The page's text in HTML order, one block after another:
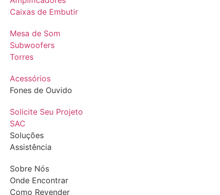
Caixas de Embutir
Mesa de Som
Subwoofers
Torres
Acessórios
Fones de Ouvido
Solicite Seu Projeto
SAC
Soluções
Assistência
Sobre Nós
Onde Encontrar
Como Revender